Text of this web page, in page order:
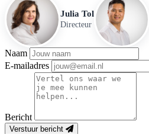
Julia Tol
Directeur
Naam
E-mailadres
Bericht
Verstuur bericht